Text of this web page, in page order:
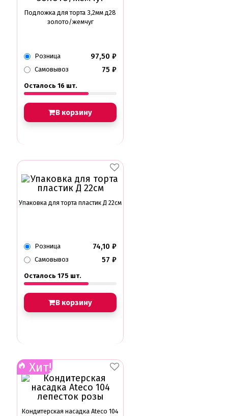
Подложка для торта 3,2мм д28
золото/жемчуг
Розница 97,50 ₽
Самовывоз 75 ₽
Осталось 16 шт.
В корзину
Упаковка для торта пластик Д 22см
Розница 74,10 ₽
Самовывоз 57 ₽
Осталось 175 шт.
В корзину
Хит!
Кондитерская насадка Ateco 104